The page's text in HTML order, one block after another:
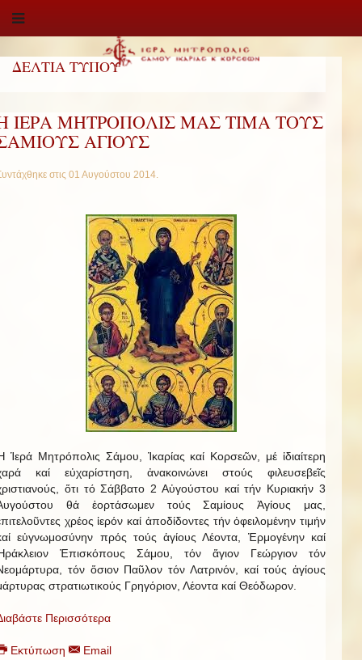
ΔΕΛΤΙΑ ΤΥΠΟΥ
ΙΕΡΑ ΜΗΤΡΟΠΟΛΙΣ ΜΑΣ ΤΙΜΑ ΤΟΥΣ
ΑΓΙΟΥΣ
στις 01 Αυγούστου 2014.
Ἱερά Μητρόπολις Σάμου, Ἰκαρίας καί Κορσεῶν, μέ ἰδιαίτερη
καί εὐχαρίστηση, ἀνακοινώνει στούς φιλευσεβεῖς
ὅτι τό Σάββατο 2 Αὐγούστου καί τήν Κυριακήν 3
θά ἑορτάσωμεν τούς Σαμίους Ἁγίους μας,
χρέος ἱερόν καί ἀποδίδοντες τήν ὀφειλομένην τιμήν
εὐγνωμοσύνην πρός τούς ἁγίους Λέοντα, Ἑρμογένην καί
Ἐπισκόπους Σάμου, τόν ἅγιον Γεώργιον τόν
τόν ὅσιον Παῦλον τόν Λατρινόν, καί τούς ἁγίους
στρατιωτικούς Γρηγόριον, Λέοντα καί Θεόδωρον.
Περισσότερα
Εκτύπωση Email